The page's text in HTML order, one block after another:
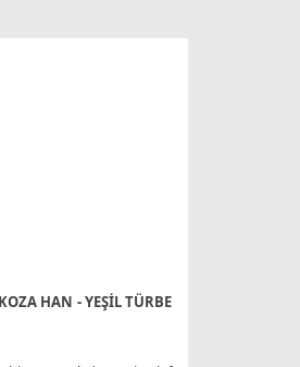
HAN - YEŞİL TÜRBE